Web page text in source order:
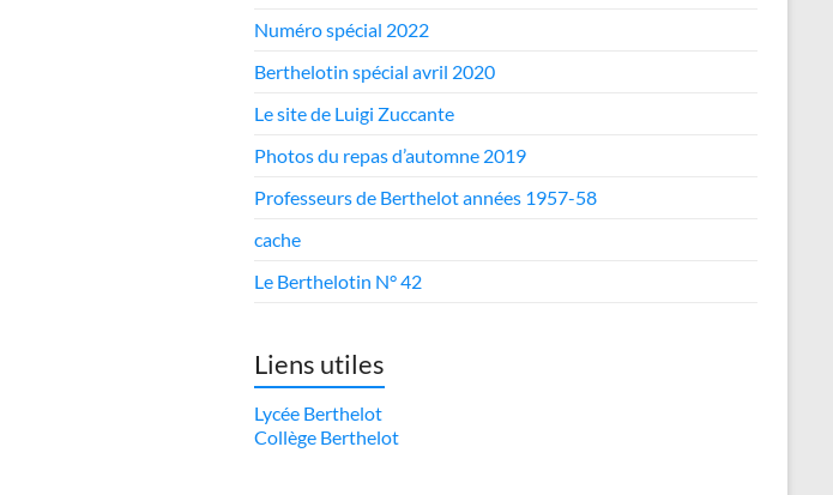
Numéro spécial 2022
Berthelotin spécial avril 2020
Le site de Luigi Zuccante
Photos du repas d’automne 2019
Professeurs de Berthelot années 1957-58
cache
Le Berthelotin N° 42
Liens utiles
Lycée Berthelot
Collège Berthelot